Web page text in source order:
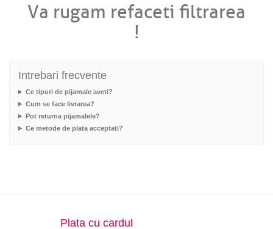
Va rugam refaceti filtrarea
!
Intrebari frecvente
Ce tipuri de pijamale aveti?
Cum se face livrarea?
Pot returna pijamalele?
Ce metode de plata acceptati?
Plata cu cardul